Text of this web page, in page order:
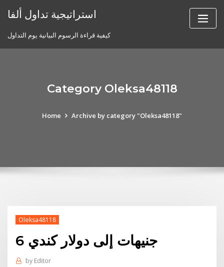
استراتيجية تداول ألفا
كيفية قراءة الرسوم البيانية يوم التداول
Category Oleksa48118
Home Archive by category "Oleksa48118"
Oleksa48118
6 جنيهات إلى دولار كندي
by Editor